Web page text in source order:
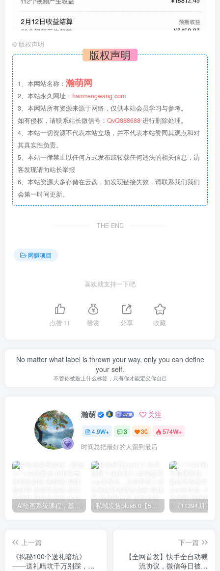
© 版权声明
版权声明
1、本网站名称： 瀚萌网
2、本站永久网址： hanmengwang.com
3、本网站所有资源来源于网络，仅供本站会员学习与参考。
如有侵权，请联系站长微信号： QvQ888688 进行删除处理。
4、本站一切资源不代表本站立场，并不代表本站赞同其观点和对
其真实性负责。
5、本站一律禁止以任何方式发布或转载任何违法的相关信息，访
客发现请向站长举报
6、本站资源大多存储在云盘，如发现链接失效，请联系我们我们
会第一时间更新。
THE END
网赚项目
喜欢就支持一下吧
点赞11 赞赏 分享 收藏
No matter what label is thrown your way, only you can define
your self.
不管你被贴上什么标签，只有你才能定义你自己
瀚萌 关注
4.9W+ 3 30 574W+
时间总把最好的人留到最后
AI绘画系统课程，基础入门-实战案例-商业应用 私域发售plus6.0【5月份线下课录音】/全域套装sop流程包，社群发售工具套装模型
上一篇
《揭秘100个送礼暗坑》
——送礼暗坑千万别踩，不
下一篇
【全网首发】快手全自动截
流协议，微信每日被动